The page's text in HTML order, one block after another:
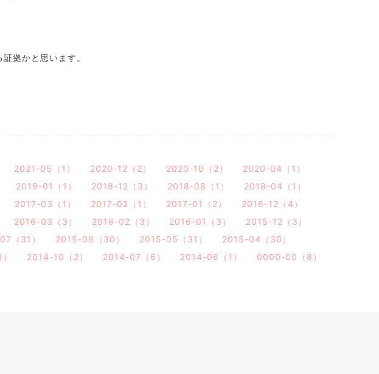
拠かと思います。
2021-05（1） 2020-12（2） 2020-10（2）
2020-04（1）
2019-01（1） 2018-12（3） 2018-08（1）
2018-04（1）
2017-03（1） 2017-02（1） 2017-01（2）
2016-12（4）
2016-03（3） 2016-02（3） 2016-01（3）
2015-12（3）
（31） 2015-06（30） 2015-05（31）
2015-04（30）
2014-10（2） 2014-07（6） 2014-06（1） 0000-00（8）